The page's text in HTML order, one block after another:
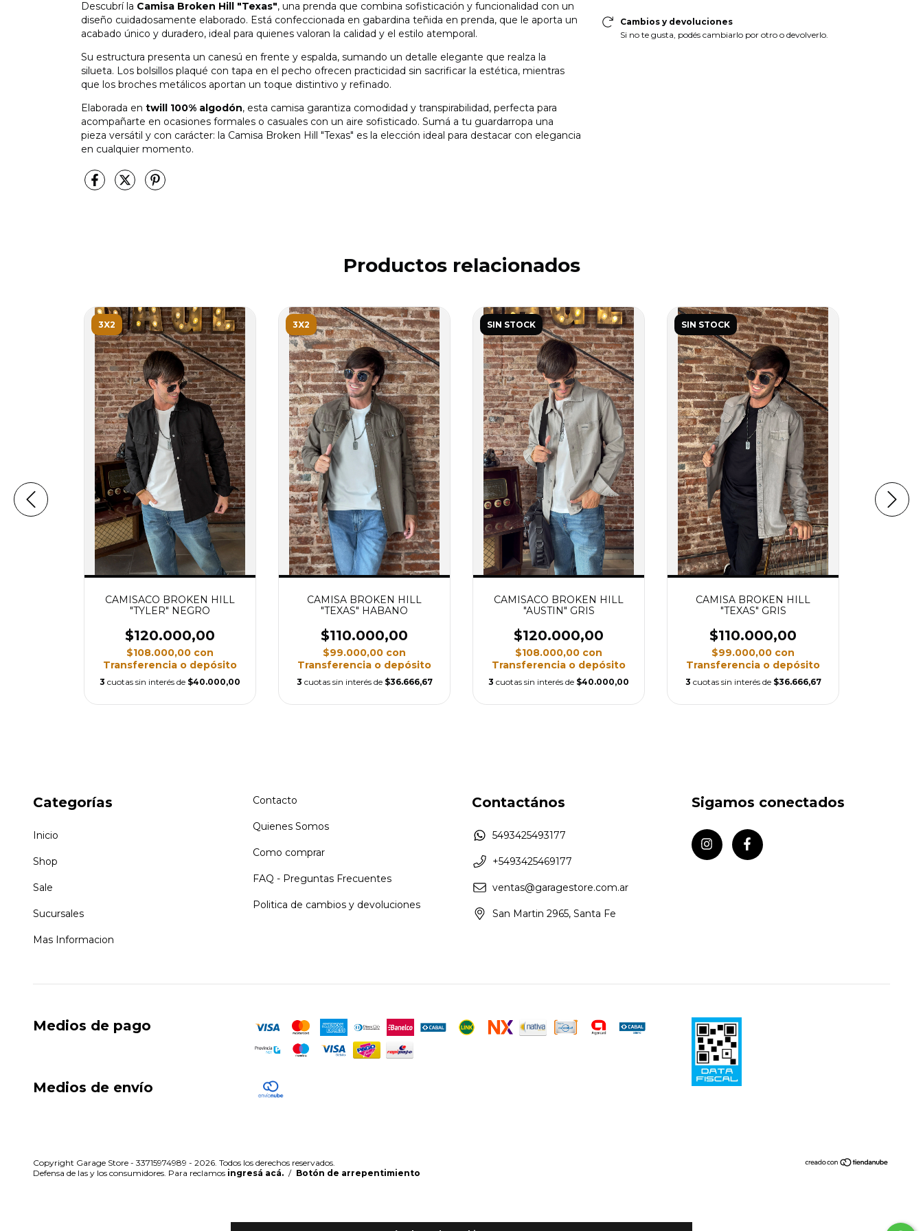
Descubrí la Camisa Broken Hill "Texas", una prenda que combina sofisticación y funcionalidad con un
diseño cuidadosamente elaborado. Está confeccionada en gabardina teñida en prenda, que le aporta un
acabado único y duradero, ideal para quienes valoran la calidad y el estilo atemporal.
Su estructura presenta un canesú en frente y espalda, sumando un detalle elegante que realza la
silueta. Los bolsillos plaqué con tapa en el pecho ofrecen practicidad sin sacrificar la estética, mientras
que los broches metálicos aportan un toque distintivo y refinado.
Elaborada en twill 100% algodón, esta camisa garantiza comodidad y transpirabilidad, perfecta para
acompañarte en ocasiones formales o casuales con un aire sofisticado. Sumá a tu guardarropa una
pieza versátil y con carácter: la Camisa Broken Hill "Texas" es la elección ideal para destacar con elegancia
en cualquier momento.
Cambios y devoluciones
Si no te gusta, podés cambiarlo por otro o devolverlo.
Productos relacionados
3X2
CAMISACO BROKEN HILL
"TYLER" NEGRO
$120.000,00
$108.000,00 con
Transferencia o depósito
3 cuotas sin interés de $40.000,00
3X2
CAMISA BROKEN HILL
"TEXAS" HABANO
$110.000,00
$99.000,00 con
Transferencia o depósito
3 cuotas sin interés de $36.666,67
SIN STOCK
CAMISACO BROKEN HILL
"AUSTIN" GRIS
$120.000,00
$108.000,00 con
Transferencia o depósito
3 cuotas sin interés de $40.000,00
SIN STOCK
CAMISA BROKEN HILL
"TEXAS" GRIS
$110.000,00
$99.000,00 con
Transferencia o depósito
3 cuotas sin interés de $36.666,67
Categorías
Inicio
Shop
Sale
Sucursales
Mas Informacion
Contacto
Quienes Somos
Como comprar
FAQ - Preguntas Frecuentes
Politica de cambios y devoluciones
Contactános
5493425493177
+5493425469177
ventas@garagestore.com.ar
San Martin 2965, Santa Fe
Sigamos conectados
Medios de pago
Medios de envío
Copyright Garage Store - 33715974989 - 2026. Todos los derechos reservados.
Defensa de las y los consumidores. Para reclamos ingresá acá. / Botón de arrepentimiento